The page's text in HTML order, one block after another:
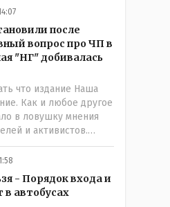
то знали о нем такое
не надо. Обойдёмся
которые топят
названийТак
коренное
после
вопрос про ЧП в
"НГ" добивалась
что издание Наша
Как и любое другое
в ловушку мнения
и активистов.
будет поносить
информационно
писать "как
лиц. Редакторская
уже ниче не
- Порядок входа и
автобусах